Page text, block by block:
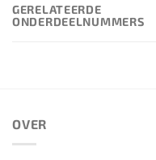
GERELATEERDE
ONDERDEELNUMMERS
OVER